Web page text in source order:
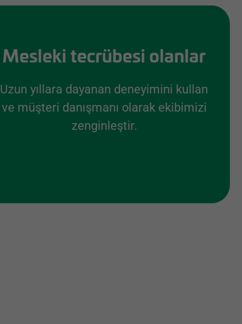
Mesleki tecrübesi olanlar
Uzun yıllara dayanan deneyimini kullan
ve müşteri danışmanı olarak ekibimizi
zenginleştir.